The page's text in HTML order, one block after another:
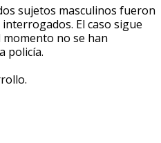
sujetos masculinos fueron
El caso sigue
no se han
policía.